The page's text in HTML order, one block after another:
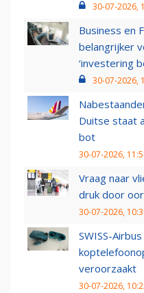
30-07-2026,
Business en
belangrijker
‘investering
30-07-2026,
Duitse staat
bot
30-07-2026,
Vraag naar
druk door
30-07-2026,
SWISS-
veroorzaakt
30-07-2026,